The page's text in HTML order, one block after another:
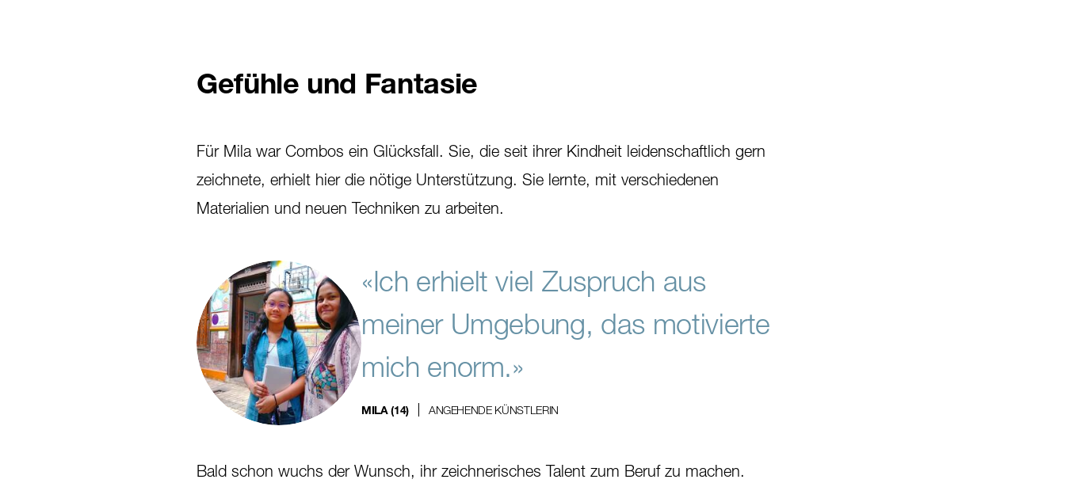
Gefühle und Fantasie
Für Mila war Combos ein Glücksfall. Sie, die seit ihrer Kindheit leidenschaftlich gern
zeichnete, erhielt hier die nötige Unterstützung. Sie lernte, mit verschiedenen
Materialien und neuen Techniken zu arbeiten.
«Ich erhielt viel Zuspruch aus
meiner Umgebung, das motivierte
mich enorm.»
MILA (14) ANGEHENDE KÜNSTLERIN
Bald schon wuchs der Wunsch, ihr zeichnerisches Talent zum Beruf zu machen.